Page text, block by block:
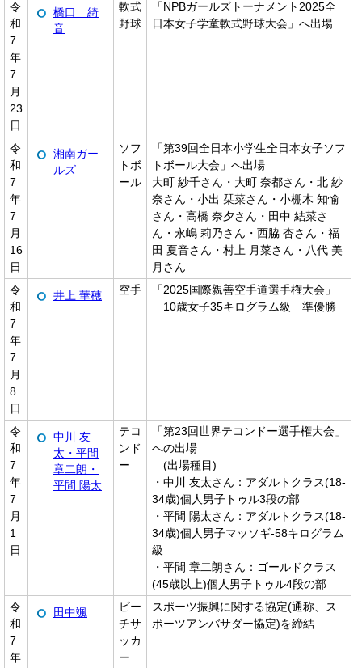
令
和
7
年
7
月
23
日
橋口 綺
音
軟式
野球
「NPBガールズトーナメント2025全
日本女子学童軟式野球大会」へ出場
令
和
7
年
7
月
16
日
湘南ガー
ルズ
ソフ
トボ
ール
「第39回全日本小学生全日本女子ソフ
トボール大会」へ出場
大町 紗千さん・大町 奈都さん・北 紗
奈さん・小出 栞菜さん・小棚木 知愉
さん・高橋 奈夕さん・田中 結菜さ
ん・永嶋 莉乃さん・西脇 杏さん・福
田 夏音さん・村上 月菜さん・八代 美
月さん
令
和
7
年
7
月
8
日
井上 華穂 空手
「2025国際親善空手道選手権大会」
10歳女子35キログラム級 準優勝
令
和
7
年
7
月
1
日
中川 友
太・平間
章二朗・
平間 陽太
テコ
ンド
ー
「第23回世界テコンドー選手権大会」
への出場
(出場種目)
・中川 友太さん：アダルトクラス(18-
34歳)個人男子トゥル3段の部
・平間 陽太さん：アダルトクラス(18-
34歳)個人男子マッソギ-58キログラム
級
・平間 章二朗さん：ゴールドクラス
(45歳以上)個人男子トゥル4段の部
令
和
7
年
田中颯
ビー
チサ
ッカ
ー
スポーツ振興に関する協定(通称、ス
ポーツアンバサダー協定)を締結